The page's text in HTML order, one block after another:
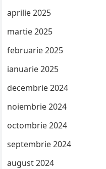
aprilie 2025
martie 2025
februarie 2025
ianuarie 2025
decembrie 2024
noiembrie 2024
octombrie 2024
septembrie 2024
august 2024